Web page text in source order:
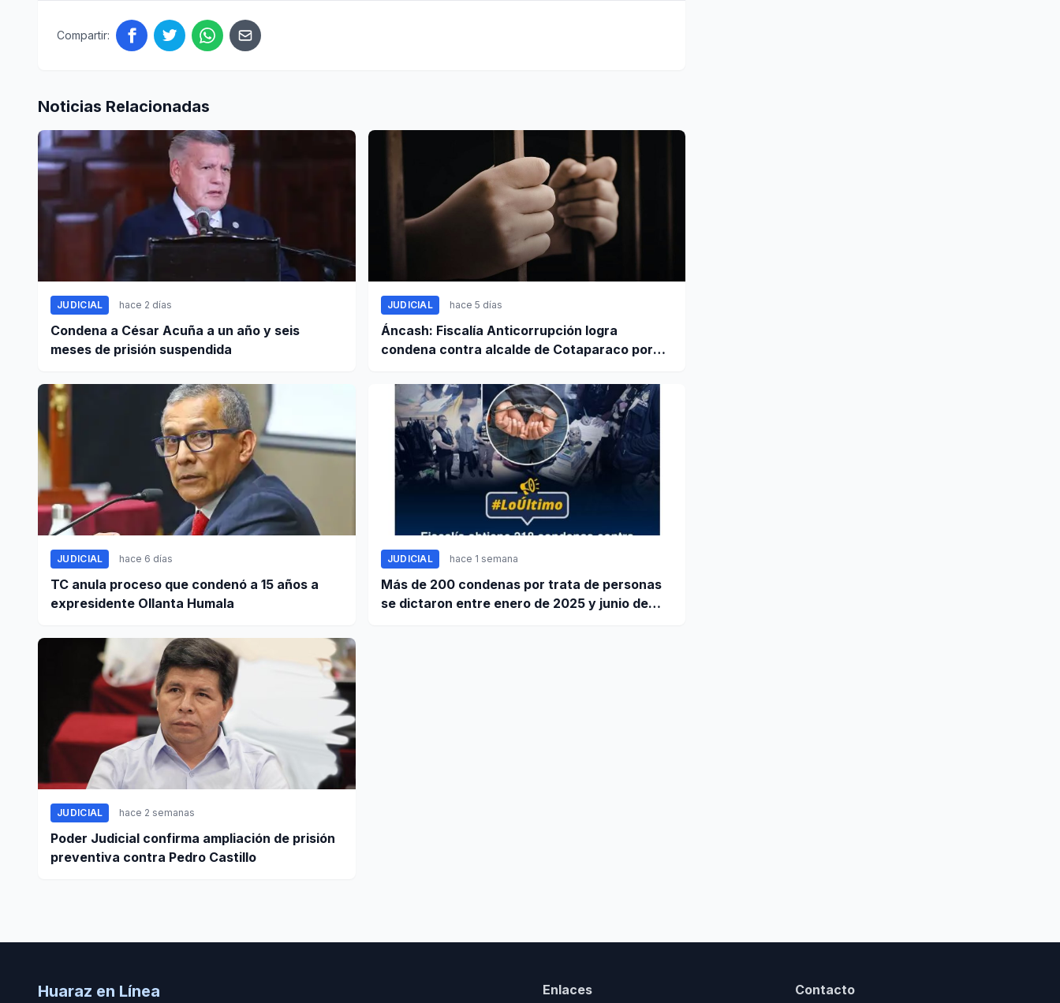
Compartir:
Noticias Relacionadas
JUDICIAL hace 2 días
Condena a César Acuña a un año y seis
meses de prisión suspendida
JUDICIAL hace 5 días
Áncash: Fiscalía Anticorrupción logra
condena contra alcalde de Cotaparaco por
JUDICIAL hace 6 días
TC anula proceso que condenó a 15 años a
expresidente Ollanta Humala
JUDICIAL hace 1 semana
Más de 200 condenas por trata de personas
se dictaron entre enero de 2025 y junio de
JUDICIAL hace 2 semanas
Poder Judicial confirma ampliación de prisión
preventiva contra Pedro Castillo
Huaraz en Línea Enlaces Contacto